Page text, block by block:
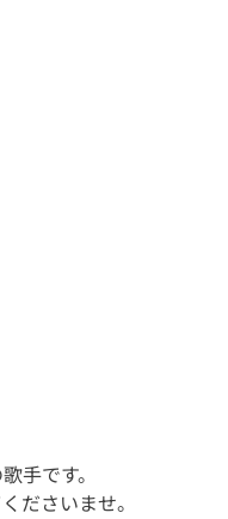
手です。
ださいませ。